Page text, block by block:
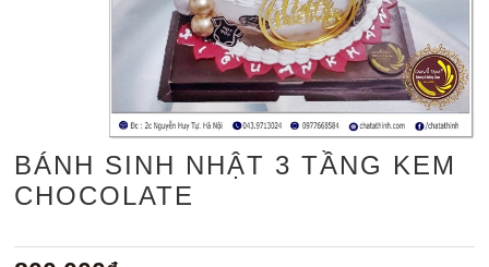
BÁNH SINH NHẬT 3 TẦNG KEM
CHOCOLATE